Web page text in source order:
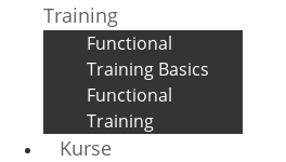
Training
Functional
Training Basics
Functional
Training
Kurse